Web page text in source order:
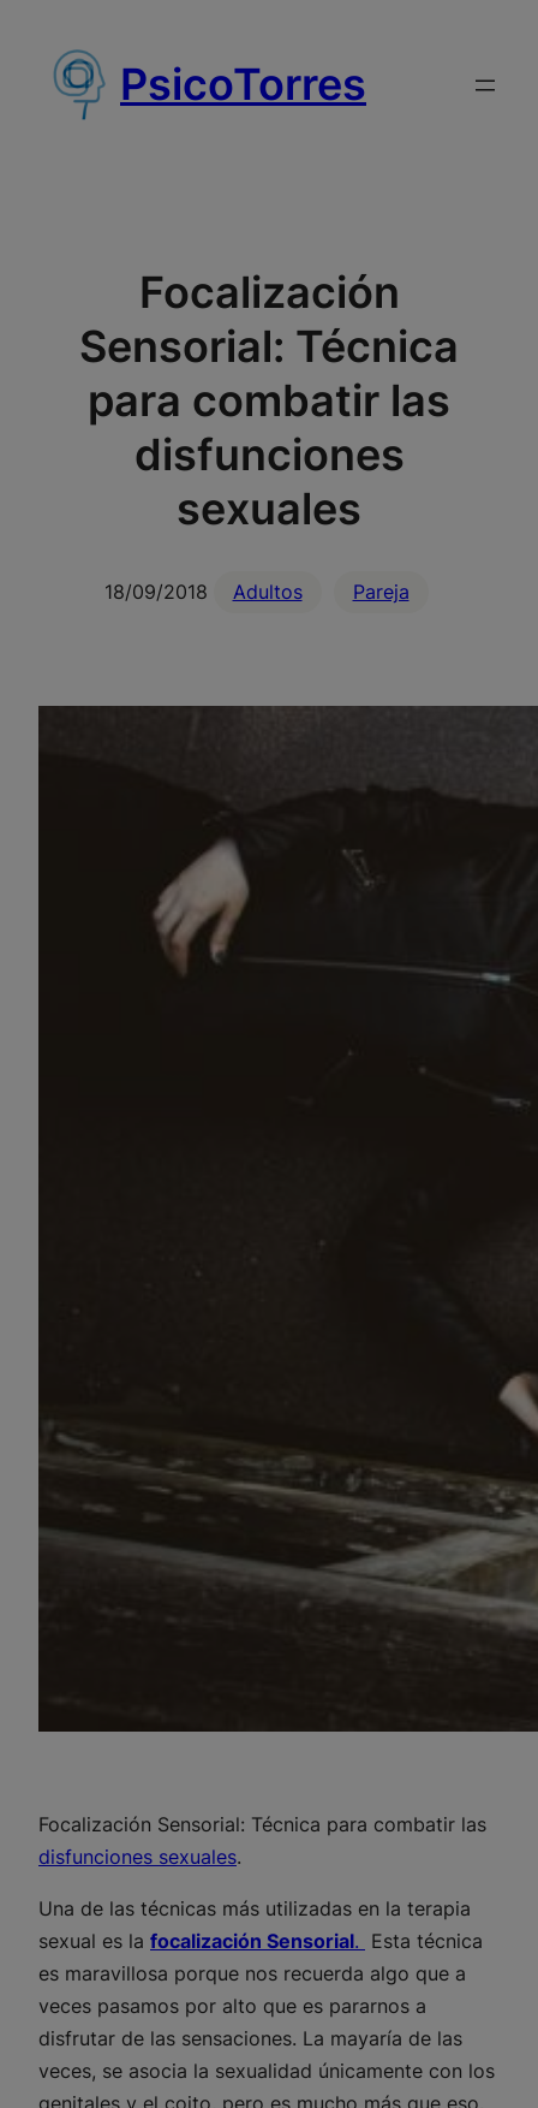
contenido
PsicoTorres
Focalización
Sensorial: Técnica
para combatir las
disfunciones
sexuales
18/09/2018 Adultos Pareja
Focalización Sensorial: Técnica para combatir las
disfunciones sexuales.
Una de las técnicas más utilizadas en la terapia
sexual es la focalización Sensorial. Esta técnica
es maravillosa porque nos recuerda algo que a
veces pasamos por alto que es pararnos a
disfrutar de las sensaciones. La mayaría de las
veces, se asocia la sexualidad únicamente con los